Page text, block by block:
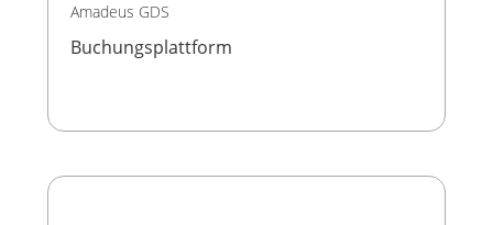
Amadeus GDS
Buchungsplattform